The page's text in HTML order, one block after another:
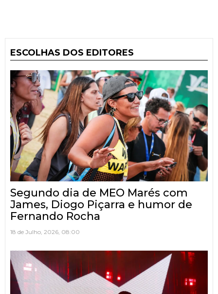
ESCOLHAS DOS EDITORES
Segundo dia de MEO Marés com
James, Diogo Piçarra e humor de
Fernando Rocha
18 de Julho, 2026, 08:00